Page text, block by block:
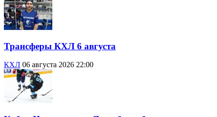
Трансферы КХЛ 6 августа
КХЛ 06 августа 2026 22:00